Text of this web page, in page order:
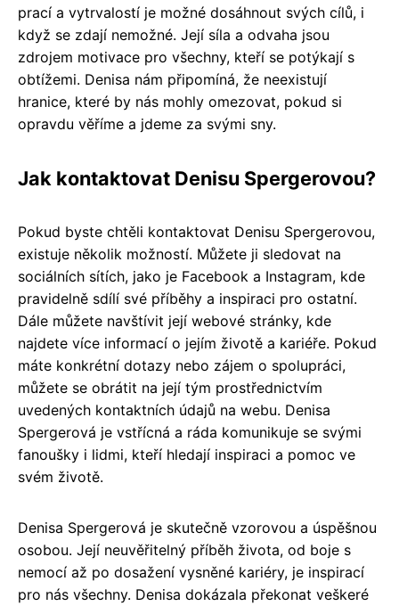
prací a vytrvalostí je možné dosáhnout svých cílů, i
když se zdají nemožné. Její síla a odvaha jsou
zdrojem motivace pro všechny, kteří se potýkají s
obtížemi. Denisa nám připomíná, že neexistují
hranice, které by nás mohly omezovat, pokud si
opravdu věříme a jdeme za svými sny.
Jak kontaktovat Denisu Spergerovou?
Pokud byste chtěli kontaktovat Denisu Spergerovou,
existuje několik možností. Můžete ji sledovat na
sociálních sítích, jako je Facebook a Instagram, kde
pravidelně sdílí své příběhy a inspiraci pro ostatní.
Dále můžete navštívit její webové stránky, kde
najdete více informací o jejím životě a kariéře. Pokud
máte konkrétní dotazy nebo zájem o spolupráci,
můžete se obrátit na její tým prostřednictvím
uvedených kontaktních údajů na webu. Denisa
Spergerová je vstřícná a ráda komunikuje se svými
fanoušky i lidmi, kteří hledají inspiraci a pomoc ve
svém životě.
Denisa Spergerová je skutečně vzorovou a úspěšnou
osobou. Její neuvěřitelný příběh života, od boje s
nemocí až po dosažení vysněné kariéry, je inspirací
pro nás všechny. Denisa dokázala překonat veškeré